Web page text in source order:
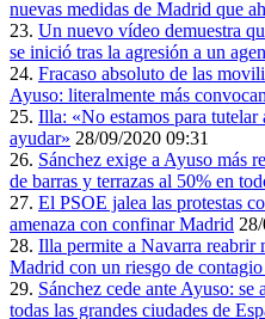
nuevas medidas de Madrid que
23. Un nuevo vídeo demuestra
se inició tras la agresión a un
24. Fracaso absoluto de las
Ayuso: literalmente más
25. Illa: «No estamos para
ayudar» 28/09/2020 09:31
26. Sánchez exige a Ayuso más
de barras y terrazas al 50% en
27. El PSOE jalea las protestas
amenaza con confinar Madrid
28. Illa permite a Navarra reabrir
Madrid con un riesgo de
29. Sánchez cede ante Ayuso:
todas las grandes ciudades de